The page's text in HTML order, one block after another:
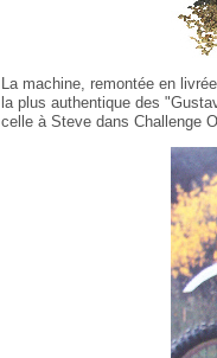
La machine, remontée en
la plus authentique des
celle à Steve dans Challenge